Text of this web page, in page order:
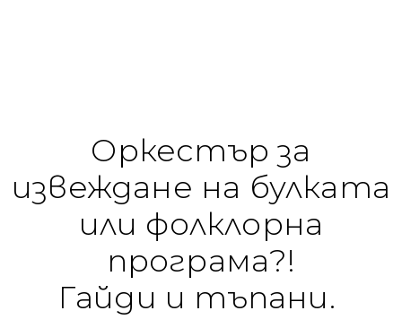
Оркестър за
извеждане на булката
или фолклорна
програма?!
Гайди и тъпани.